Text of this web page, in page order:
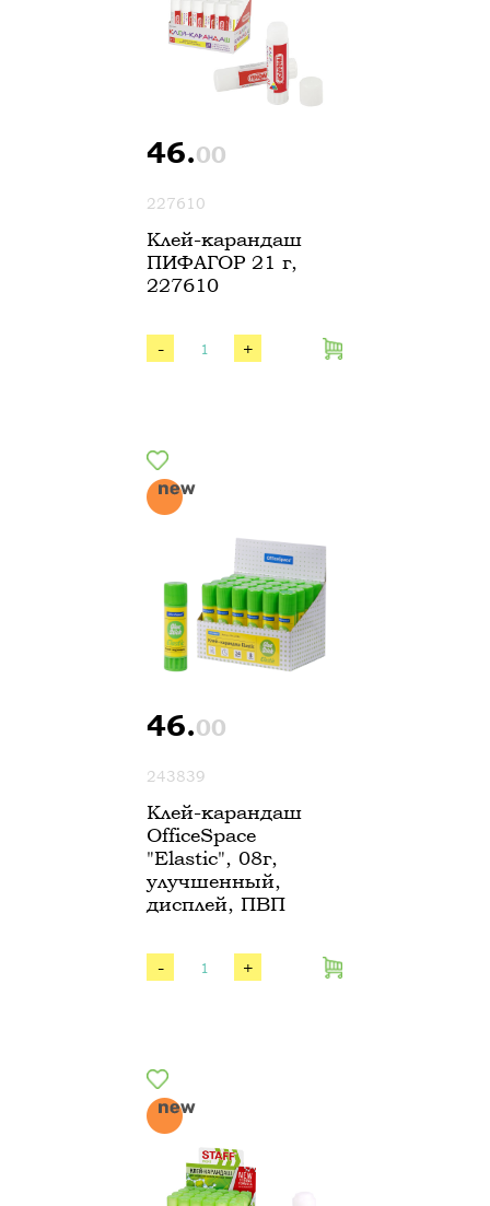
46.00
227610
Клей-карандаш
ПИФАГОР 21 г,
227610
- +
46.00
243839
Клей-карандаш
OfficeSpace
"Elastic", 08г,
улучшенный,
дисплей, ПВП
- +